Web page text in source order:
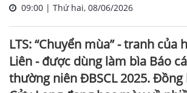
09:00 | Thứ hai, 08/06/2026
LTS: “Chuyển mùa” - tranh của
Liên - được dùng làm bìa Báo
thường niên ĐBSCL 2025. Đồng